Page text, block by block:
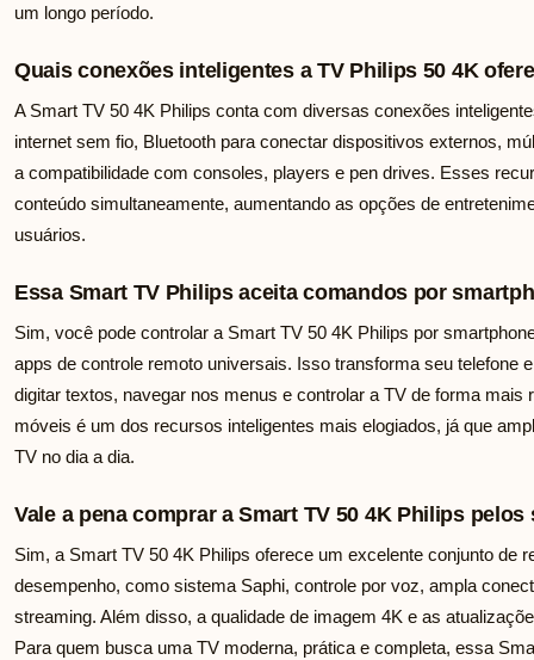
um longo período.
Quais conexões inteligentes a TV Philips 50 4K
A Smart TV 50 4K Philips conta com diversas conexões
internet sem fio, Bluetooth para conectar dispositivos externos,
a compatibilidade com consoles, players e pen drives. Esses
conteúdo simultaneamente, aumentando as opções de
usuários.
Essa Smart TV Philips aceita comandos por
Sim, você pode controlar a Smart TV 50 4K Philips por
apps de controle remoto universais. Isso transforma seu telefone
digitar textos, navegar nos menus e controlar a TV de forma mais
móveis é um dos recursos inteligentes mais elogiados, já que
TV no dia a dia.
Vale a pena comprar a Smart TV 50 4K Philips
Sim, a Smart TV 50 4K Philips oferece um excelente conjunto de
desempenho, como sistema Saphi, controle por voz, ampla
streaming. Além disso, a qualidade de imagem 4K e as
Para quem busca uma TV moderna, prática e completa, essa